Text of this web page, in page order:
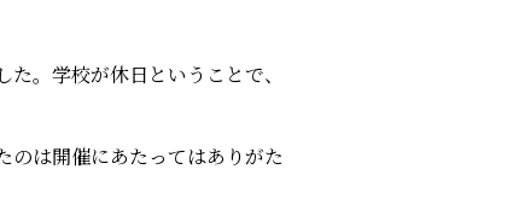
。学校が休日ということで、
のは開催にあたってはありがた